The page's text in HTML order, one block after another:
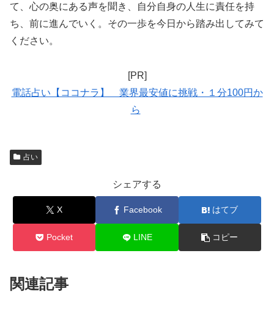
て、心の奥にある声を聞き、自分自身の人生に責任を持
ち、前に進んでいく。その一歩を今日から踏み出してみて
ください。
[PR]
電話占い【ココナラ】 業界最安値に挑戦・１分100円か
ら
占い
シェアする
X Facebook はてブ
Pocket LINE コピー
関連記事